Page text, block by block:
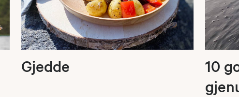
Gjedde
10